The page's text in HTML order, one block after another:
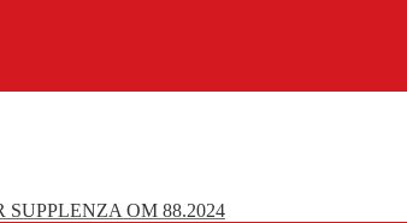
SUPPLENZA OM 88.2024